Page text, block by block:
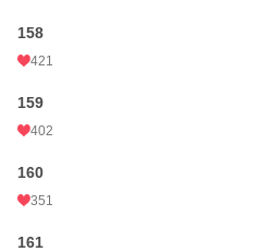
158
421
159
402
160
351
161